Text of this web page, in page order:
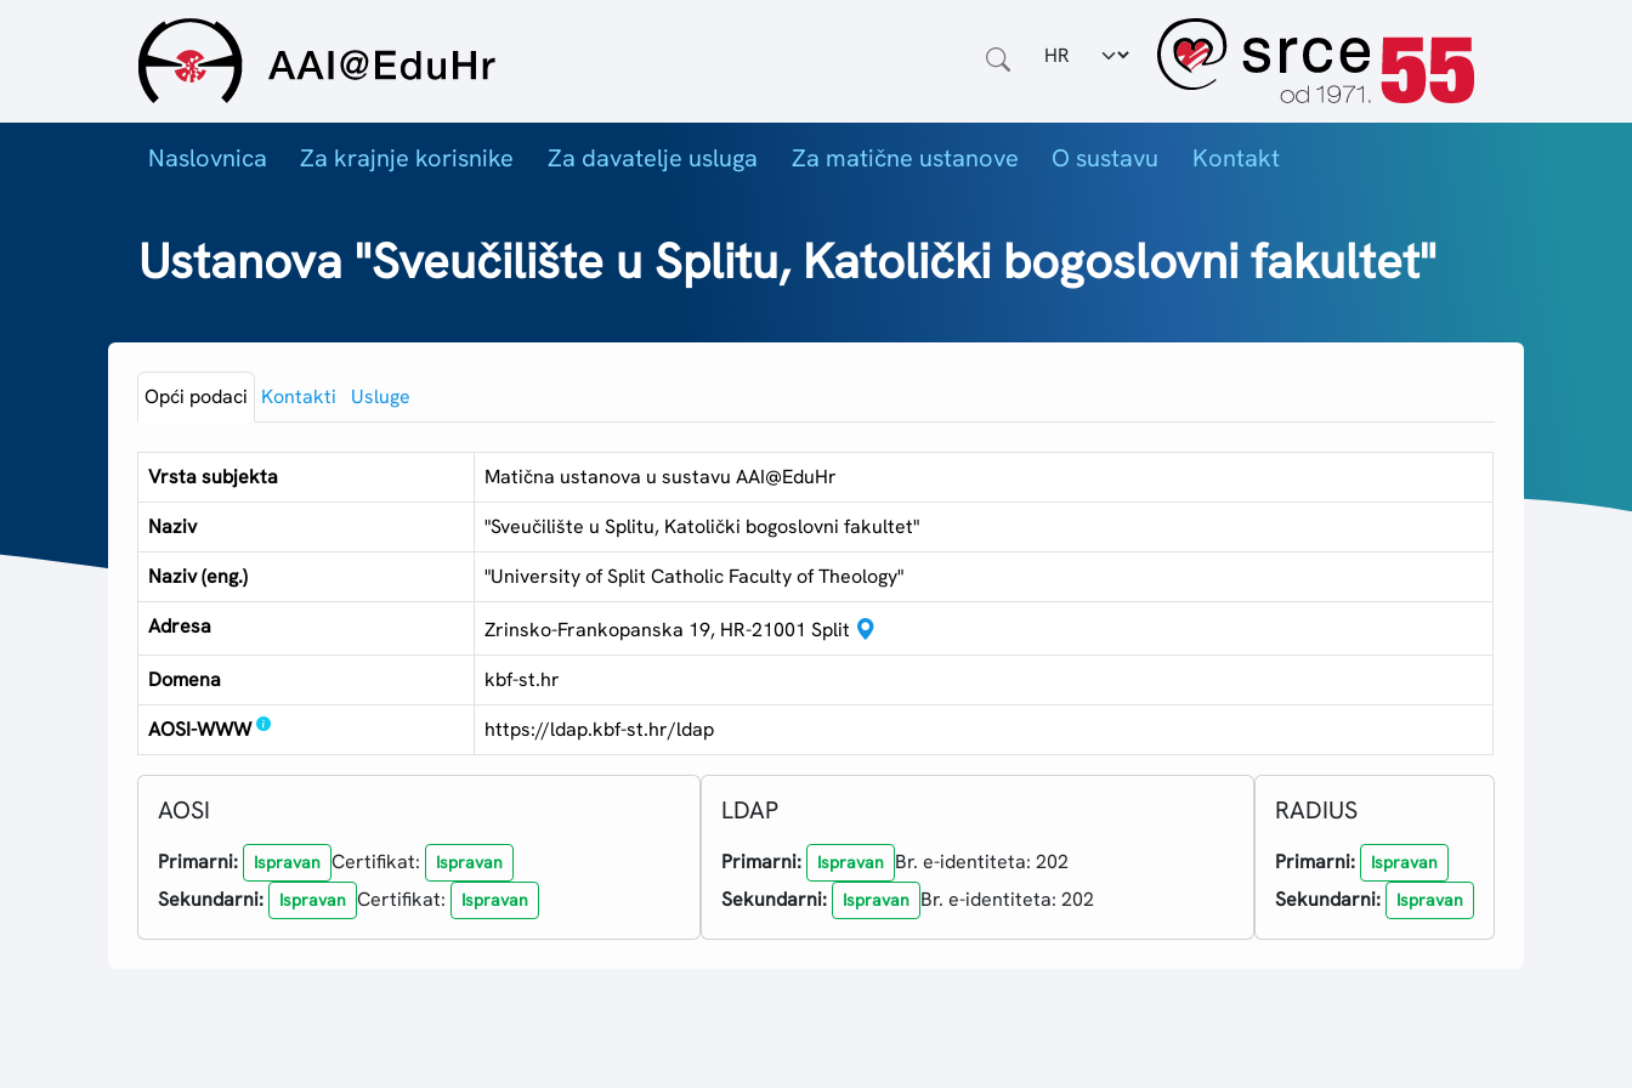
Odabir jezika
Naslovnica Za krajnje korisnike Za davatelje usluga Za matične ustanove O sustavu Kontakt
Ustanova "Sveučilište u Splitu, Katolički bogoslovni fakultet"
Opći podaci Kontakti Usluge
Vrsta subjekta
Matična ustanova u sustavu AAI@EduHr
Naziv
"Sveučilište u Splitu, Katolički bogoslovni fakultet"
Naziv (eng.)
"University of Split Catholic Faculty of Theology"
Adresa
Zrinsko-Frankopanska 19, HR-21001 Split
Domena
kbf-st.hr
AOSI-WWW
https://ldap.kbf-st.hr/ldap
AOSI
Primarni: Ispravan Certifikat: Ispravan
Sekundarni: Ispravan Certifikat: Ispravan
LDAP
Primarni: Ispravan Br. e-identiteta: 202
Sekundarni:
Ispravan Br. e-identiteta: 202
RADIUS
Primarni: Ispravan
Sekundarni: Ispravan